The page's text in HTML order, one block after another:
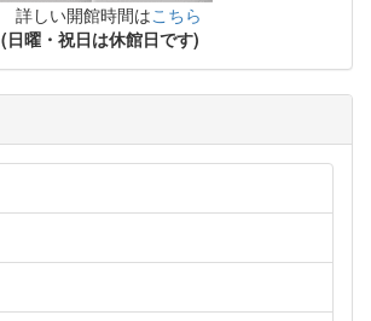
詳しい開館時間はこちら
(日曜・祝日は休館日です)